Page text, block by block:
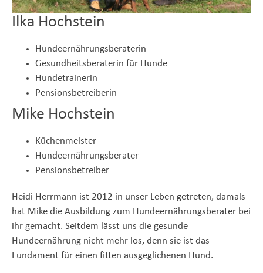
Ilka Hochstein
Hundeernährungsberaterin
Gesundheitsberaterin für Hunde
Hundetrainerin
Pensionsbetreiberin
Mike Hochstein
Küchenmeister
Hundeernährungsberater
Pensionsbetreiber
Heidi Herrmann ist 2012 in unser Leben getreten, damals
hat Mike die Ausbildung zum Hundeernährungsberater bei
ihr gemacht. Seitdem lässt uns die gesunde
Hundeernährung nicht mehr los, denn sie ist das
Fundament für einen fitten ausgeglichenen Hund.